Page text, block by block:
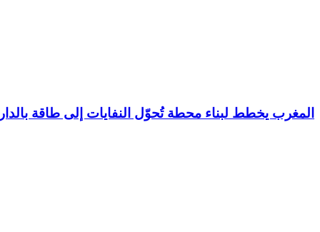
المغرب يخطط لبناء محطة تُحوّل النفايات إلى طاقة بالدار